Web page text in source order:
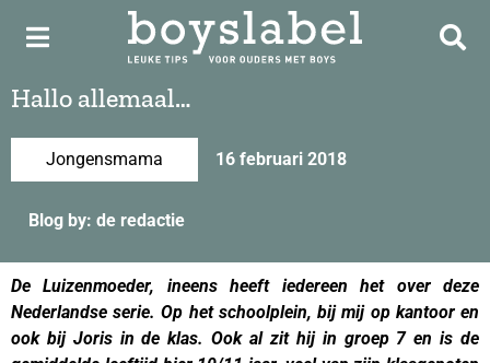
Hallo allemaal…
Jongensmama 16 februari 2018
Blog by: de redactie
De Luizenmoeder, ineens heeft iedereen het over deze
Nederlandse serie. Op het schoolplein, bij mij op kantoor en
ook bij Joris in de klas. Ook al zit hij in groep 7 en is de